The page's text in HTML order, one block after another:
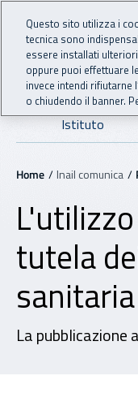
Vai al menu principale
Vai al contenuto
INAIL -
Istituto
Navigazione - Ti
Home Inail comunica
tutela
sanitaria
La
Questo sito utilizza i
tecnica sono
essere installati ulteriori
oppure puoi effettuare
invece intendi rifiutarne
o chiudendo il banner.